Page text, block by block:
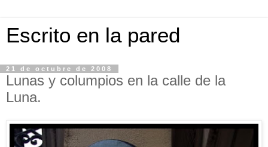
Escrito en la pared
21 de octubre de 2008
Lunas y columpios en la calle de la
Luna.